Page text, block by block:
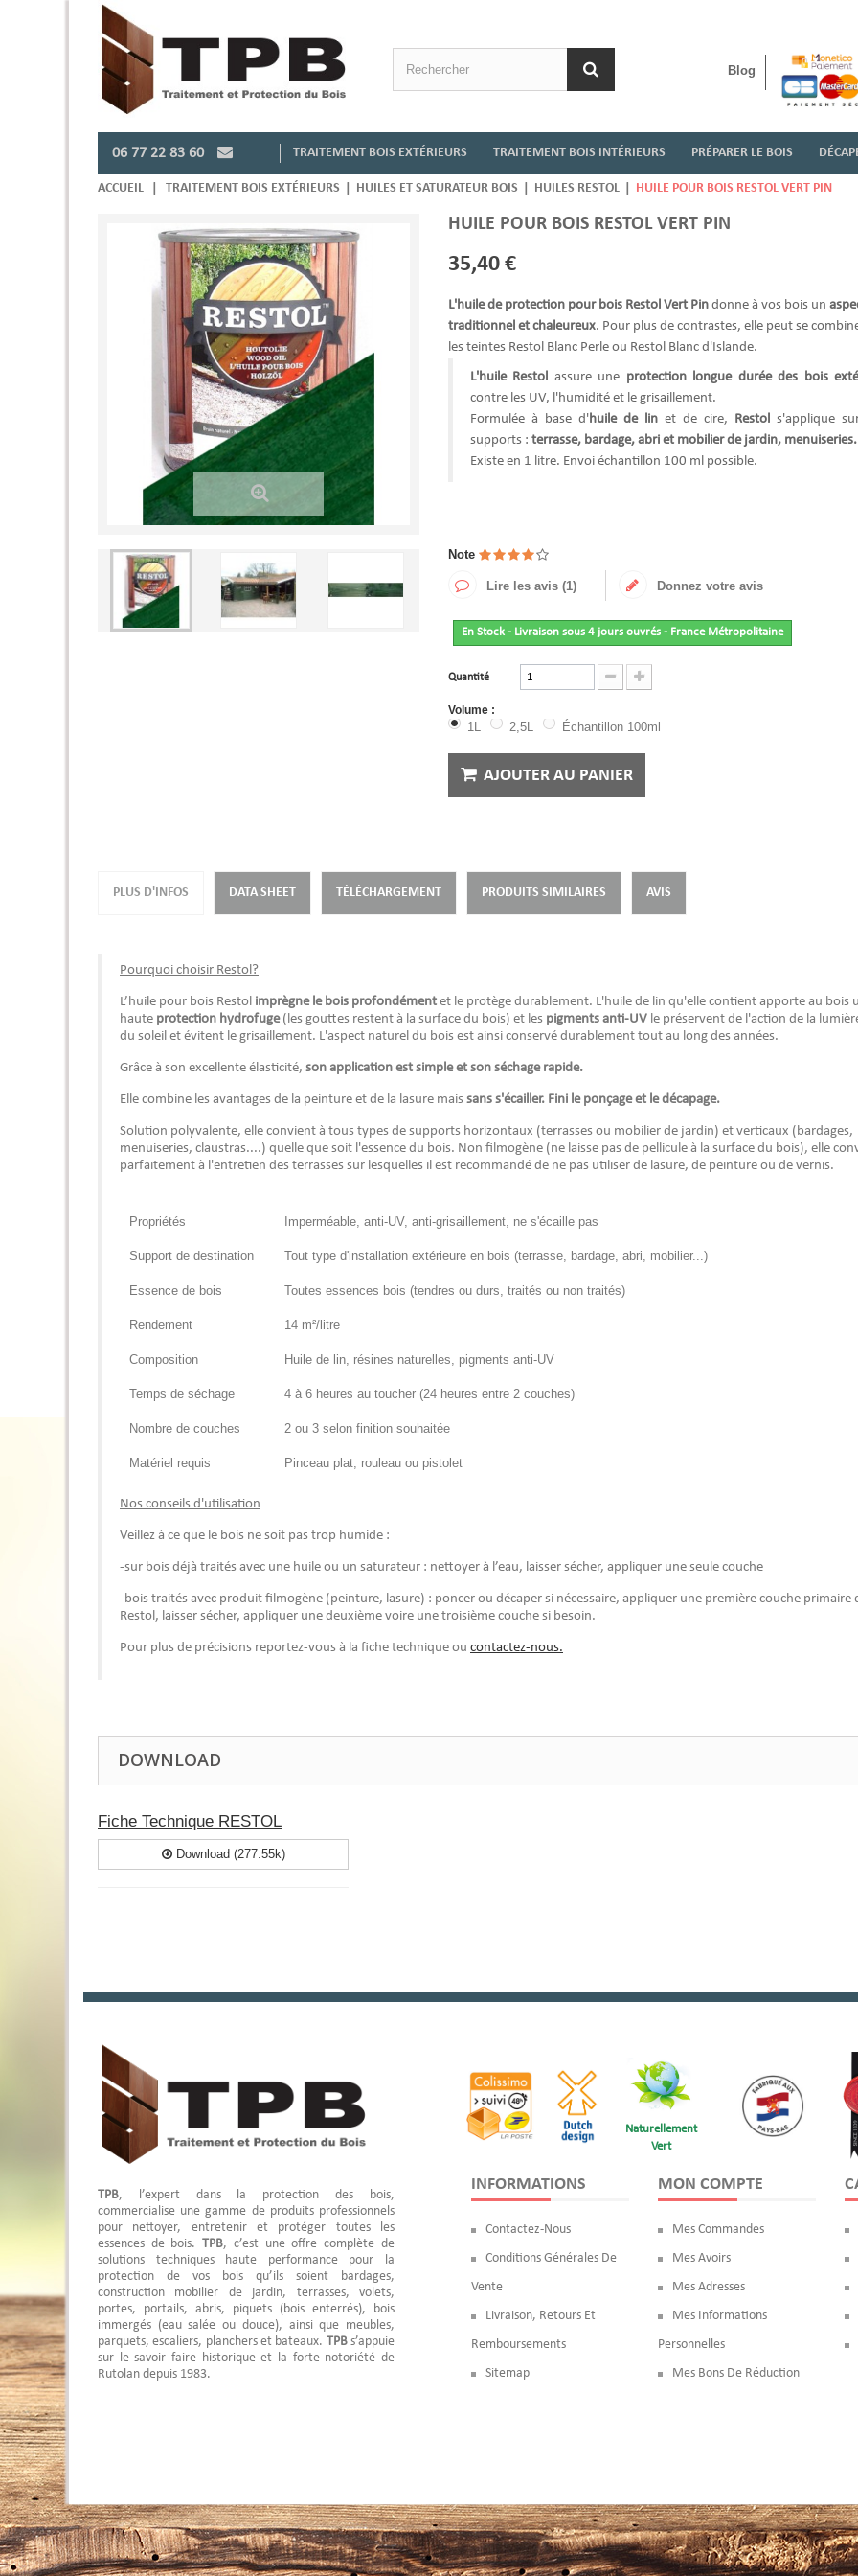
Blog
06 77 22 83 60 TRAITEMENT BOIS EXTÉRIEURS TRAITEMENT BOIS INTÉRIEURS PRÉPARER LE BOIS
ACCUEIL TRAITEMENT BOIS EXTÉRIEURS HUILES ET SATURATEUR BOIS HUILES RESTOL HUILE POUR BOIS RESTOL VERT PIN
HUILE POUR BOIS RESTOL VERT PIN
35,40 €
L'huile de protection pour bois Restol Vert Pindonne à vos bois un
traditionnel et chaleureux. Pour plus de contrastes, elle peut se
les teintes Restol Blanc Perle ou Restol Blanc d'Islande.
L'huile Restol assure une protection longue durée des bois
contre les UV, l'humidité et le grisaillement.
Formulée à base d'huile de linet de cire, Restol
s'applique
supports : terrasse, bardage, abri et mobilier de jardin, menuiseries.
Existe en 1 litre. Envoi échantillon 100 ml possible.
Note
Lire les avis (1) Donnez votre avis
En Stock - Livraison sous 4 jours ouvrés - France Métropolitaine
Quantité
Volume :
1L 2,5L Échantillon 100ml
AJOUTER AU PANIER
PLUS D'INFOS DATA SHEET TÉLÉCHARGEMENT PRODUITS SIMILAIRES AVIS
Pourquoi choisir Restol?
L’huile pour bois Restol imprègne le bois profondément et le protège durablement. L'huile de lin qu'elle contient apporte au bois
haute protection hydrofuge(les gouttes restent à la surface du bois) et les pigments anti-UV le préservent de l'action de la
du soleil et évitent le grisaillement. L'aspect naturel du bois est ainsi conservé durablement tout au long des années.
Grâce à son excellente élasticité, son application est simple et son séchage rapide.
Elle combine les avantages de la peinture et de la lasure mais sans s'écailler. Fini le ponçage et le décapage.
Solution polyvalente, elle convient à tous types de supports horizontaux (terrasses ou mobilier de jardin) et verticaux (bardages,
menuiseries, claustras....) quelle que soit l'essence du bois. Non filmogène (ne laisse pas de pellicule à la surface du bois), elle
parfaitement à l'entretien des terrasses sur lesquelles il est recommandé de ne pas utiliser de lasure, de peinture ou de vernis.
Propriétés Imperméable, anti-UV, anti-grisaillement, ne s'écaille pas
Support de destination Tout type d'installation extérieure en bois (terrasse, bardage, abri, mobilier...)
Essence de bois Toutes essences bois (tendres ou durs, traités ou non traités)
Rendement 14 m²/litre
Composition Huile de lin, résines naturelles, pigments anti-UV
Temps de séchage 4 à 6 heures au toucher (24 heures entre 2 couches)
Nombre de couches 2 ou 3 selon finition souhaitée
Matériel requis Pinceau plat, rouleau ou pistolet
Nos conseils d'utilisation
Veillez à ce que le bois ne soit pas trop humide :
-sur bois déjà traités avec une huile ou un saturateur : nettoyer à l’eau, laisser sécher, appliquer une seule couche
-bois traités avec produit filmogène (peinture, lasure) : poncer ou décaper si nécessaire, appliquer une première couche primaire
Restol, laisser sécher, appliquer une deuxième voire une troisième couche si besoin.
Pour plus de précisions reportez-vous à la fiche technique ou contactez-nous.
DOWNLOAD
Fiche Technique RESTOL
Download (277.55k)
TPB, l’expert dans la protection des bois,
commercialise une gamme de produits professionnels
pour nettoyer, entretenir et protéger toutes les
essences de bois.TPB, c’est une offre complète de
solutions techniques haute performance pour la
protection de vos bois qu’ils soient bardages,
construction mobilier de jardin, terrasses, volets,
portes, portails, abris, piquets (bois enterrés), bois
immergés (eau salée ou douce), ainsi que meubles,
parquets, escaliers, planchers et bateaux. TPBs’appuie
sur le savoir faire historique et la forte notoriété de
Rutolan depuis 1983.
Naturellement
Vert
INFORMATIONS
Contactez-Nous
Conditions Générales De
Vente
Livraison, Retours Et
Remboursements
Sitemap
MON COMPTE
Mes Commandes
Mes Avoirs
Mes Adresses
Mes Informations
Personnelles
Mes Bons De Réduction